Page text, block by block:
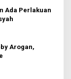
Ada Perlakuan
Arogan,